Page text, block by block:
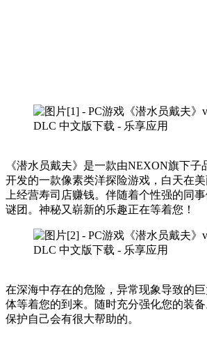
《潜水员戴夫》是一款由NEXON旗下
开发的一款像素类洋探险游戏，白天在
上经营寿司店赚钱。伴随着个性强的同
谜团。神秘又崭新的乐趣正在等着您！
在深海中存在的危险，异常现象导致的
体等着您的到来。随时充分强化您的装
保护自己会有很大帮助的。